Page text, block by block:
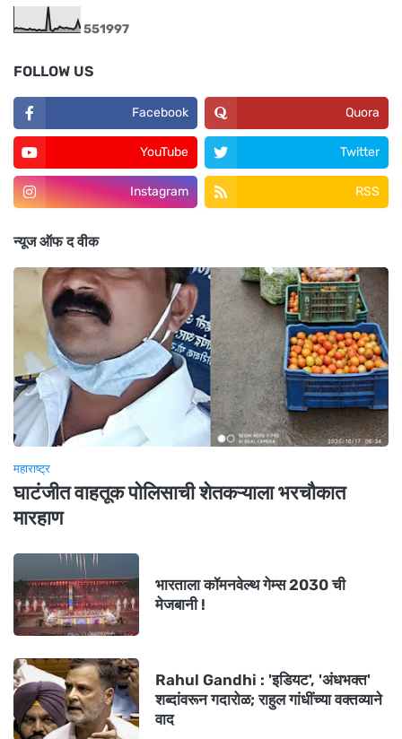
551997
FOLLOW US
Facebook Quora
YouTube Twitter
Instagram RSS
न्यूज ऑफ द वीक
महाराष्ट्र
घाटंजीत वाहतूक पोलिसाची शेतकऱ्याला भरचौकात
मारहाण
भारताला कॉमनवेल्थ गेम्स 2030 ची
मेजबानी !
Rahul Gandhi : 'इडियट', 'अंधभक्त'
शब्दांवरून गदारोळ; राहुल गांधींच्या वक्तव्याने
वाद